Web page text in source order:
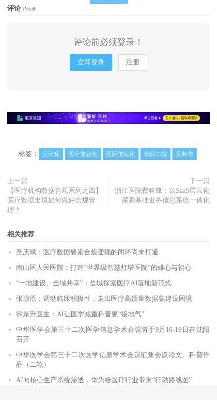
评论 抢沙发
评论前必须登录！
立即登录 注册
标签： 云计算 医疗信息化 医院信息化 华西二院 吴邦华
上一篇
【医疗机构数据合规系列之四】
医疗数据出境如何做好合规管
理？
下一篇
浙江医院费科锋：以SaaS层云化
探索基础业务信息系统一体化
相关推荐
吴庆斌：医疗数据要素合规变现的闭环尚未打通
南山区人民医院：打造“世界级智慧灯塔医院”的雄心与初心
“一地建设、全域共享”：盐城探索医疗AI落地新范式
张琼瑶：调动临床积极性，走出医疗高质量数据集建设困境
徐东升医生：AI让医学减重科普更“接地气”
中华医学会第三十二次医学信息学术会议将于9月16-19日在沈阳
召开
中华医学会第三十二次医学信息学术会议征集会议论文、科普作
品（二轮）
AI向核心生产系统渗透，华为给医疗行业带来“行动路线图”